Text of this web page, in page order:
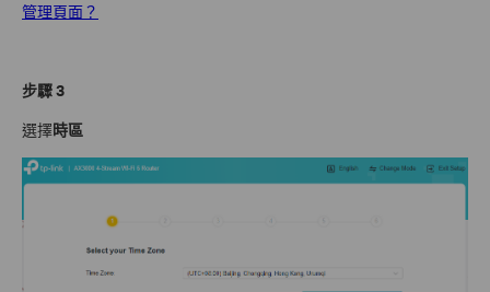
管理頁面？
步驟 3
選擇時區